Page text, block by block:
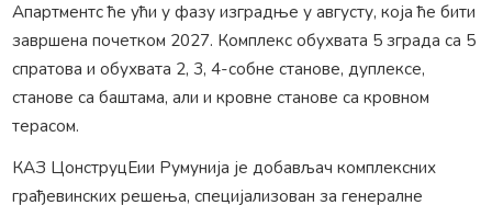
Апартментс ће ући у фазу изградње у августу, која ће бити
завршена почетком 2027. Комплекс обухвата 5 зграда са 5
спратова и обухвата 2, 3, 4-собне станове, дуплексе,
станове са баштама, али и кровне станове са кровном
терасом.
КАЗ ЦонструцЕии Румунија је добављач комплексних
грађевинских решења, специјализован за генералне